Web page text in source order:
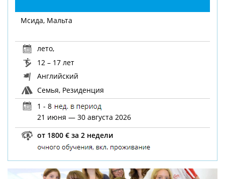
Мсида, Мальта
лето,
12 – 17 лет
Английский
Семья, Резиденция
1 - 8
21 июня — 30 августа 2026
от 1800 € за 2 недели